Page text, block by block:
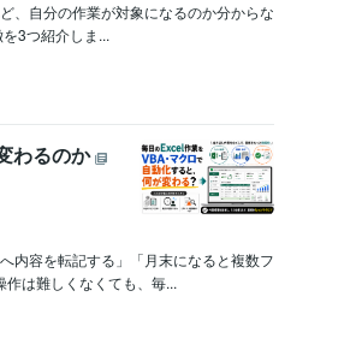
、自分の作業が対象になるのか分からな
3つ紹介しま...
わるのか
内容を転記する」「月末になると複数フ
は難しくなくても、毎...